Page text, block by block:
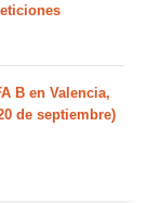
B en Valencia,
de septiembre)